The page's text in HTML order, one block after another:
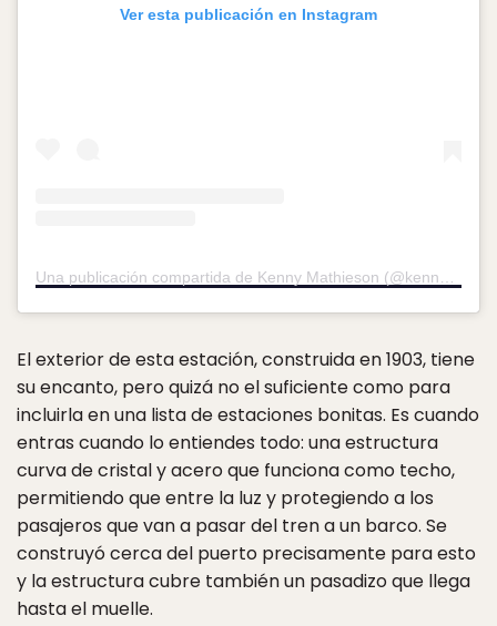
Ver esta publicación en Instagram
El exterior de esta estación, construida en 1903, tiene
su encanto, pero quizá no el suficiente como para
incluirla en una lista de estaciones bonitas. Es cuando
entras cuando lo entiendes todo: una estructura
curva de cristal y acero que funciona como techo,
permitiendo que entre la luz y protegiendo a los
pasajeros que van a pasar del tren a un barco. Se
construyó cerca del puerto precisamente para esto
y la estructura cubre también un pasadizo que llega
hasta el muelle.